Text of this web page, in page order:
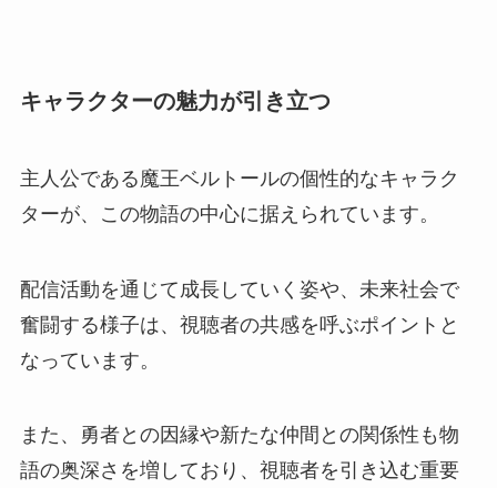
キャラクターの魅力が引き立つ
主人公である魔王ベルトールの個性的なキャラク
ターが、この物語の中心に据えられています。
配信活動を通じて成長していく姿や、未来社会で
奮闘する様子は、視聴者の共感を呼ぶポイントと
なっています。
また、勇者との因縁や新たな仲間との関係性も物
語の奥深さを増しており、視聴者を引き込む重要